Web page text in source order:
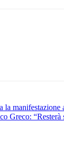
manifestazione
Greco: “Resterà